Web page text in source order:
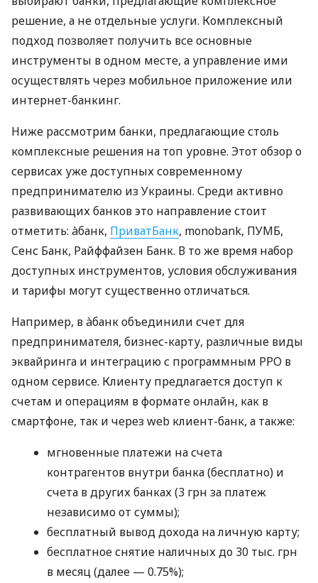
решение, а не отдельные услуги. Комплексный
подход позволяет получить все основные
инструменты в одном месте, а управление ими
осуществлять через мобильное приложение или
интернет-банкинг.
Ниже рассмотрим банки, предлагающие столь
комплексные решения на топ уровне. Этот обзор о
сервисах уже доступных современному
предпринимателю из Украины. Среди активно
развивающих банков это направление стоит
отметить: àбанк, ПриватБанк, monobank, ПУМБ,
Сенс Банк, Райффайзен Банк. В то же время набор
доступных инструментов, условия обслуживания
и тарифы могут существенно отличаться.
Например, в àбанк объединили счет для
предпринимателя, бизнес-карту, различные виды
эквайринга и интеграцию с программным РРО в
одном сервисе. Клиенту предлагается доступ к
счетам и операциям в формате онлайн, как в
смартфоне, так и через web клиент-банк, а также:
мгновенные платежи на счета
контрагентов внутри банка (бесплатно) и
счета в других банках (3 грн за платеж
независимо от суммы);
бесплатный вывод дохода на личную карту;
бесплатное снятие наличных до 30 тыс. грн
в месяц (далее — 0.75%);